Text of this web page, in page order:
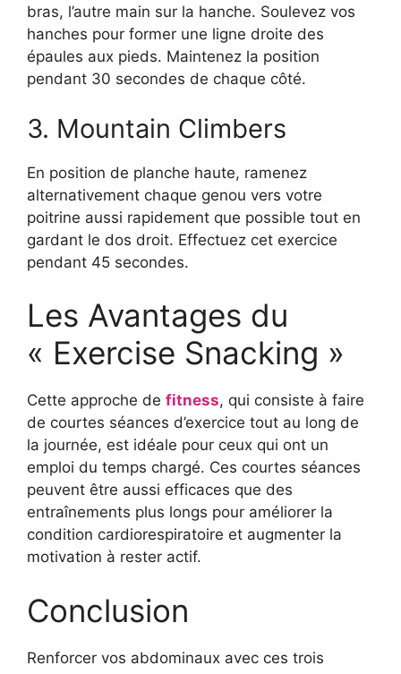
bras, l’autre main sur la hanche. Soulevez vos
hanches pour former une ligne droite des
épaules aux pieds. Maintenez la position
pendant 30 secondes de chaque côté.
3. Mountain Climbers
En position de planche haute, ramenez
alternativement chaque genou vers votre
poitrine aussi rapidement que possible tout en
gardant le dos droit. Effectuez cet exercice
pendant 45 secondes.
Les Avantages du
« Exercise Snacking »
Cette approche de fitness, qui consiste à faire
de courtes séances d’exercice tout au long de
la journée, est idéale pour ceux qui ont un
emploi du temps chargé. Ces courtes séances
peuvent être aussi efficaces que des
entraînements plus longs pour améliorer la
condition cardiorespiratoire et augmenter la
motivation à rester actif.
Conclusion
Renforcer vos abdominaux avec ces trois